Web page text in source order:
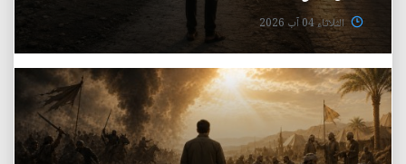
الثلاثاء 04 آب 2026